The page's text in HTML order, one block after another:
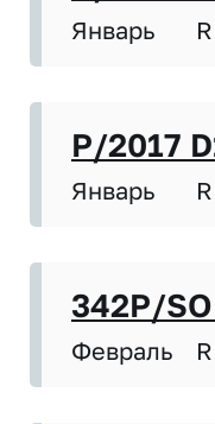
Январь
P/2017
Январь
342P/
Февраль